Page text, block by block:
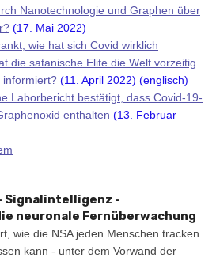
Nanotechnologie und Graphen über
(17. Mai 2022)
wie hat sich Covid wirklich
die satanische Elite die Welt vorzeitig
informiert? (11. April 2022) (englisch)
Laborbericht bestätigt, dass Covid-19-
enthalten (13. Februar
Signalintelligenz -
neuronale Fernüberwachung
wie die NSA jeden Menschen tracken
kann - unter dem Vorwand der